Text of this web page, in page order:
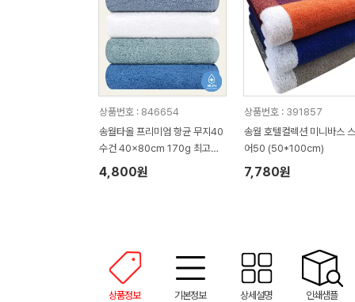
상품번호 : 846654
송월타올 프리미엄 항균 무지40
수건 40x80cm 170g 최고급
코마사 30수
4,800원
상품번호 : 391857
송월 호텔컬렉션 미니바스
어50 (50*100cm)
7,780원
상품정보 기본정보 상세설명 인쇄샘플